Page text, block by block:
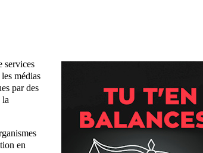
services
médias
par des
la
en